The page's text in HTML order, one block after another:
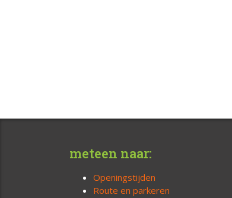
meteen naar:
Openingstijden
Route en parkeren